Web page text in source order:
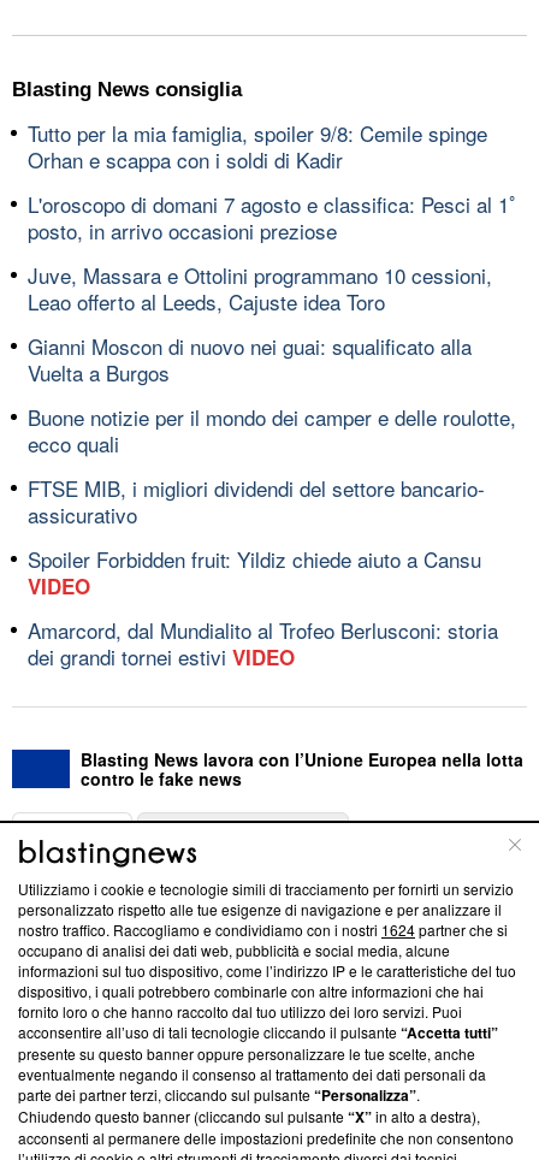
Blasting News consiglia
Tutto per la mia famiglia, spoiler 9/8: Cemile spinge
Orhan e scappa con i soldi di Kadir
L'oroscopo di domani 7 agosto e classifica: Pesci al 1ﾟ
posto, in arrivo occasioni preziose
Juve, Massara e Ottolini programmano 10 cessioni,
Leao offerto al Leeds, Cajuste idea Toro
Gianni Moscon di nuovo nei guai: squalificato alla
Vuelta a Burgos
Buone notizie per il mondo dei camper e delle roulotte,
ecco quali
FTSE MIB, i migliori dividendi del settore bancario-
assicurativo
Spoiler Forbidden fruit: Yildiz chiede aiuto a Cansu
VIDEO
Amarcord, dal Mundialito al Trofeo Berlusconi: storia
dei grandi tornei estivi VIDEO
Blasting News lavora con l’Unione Europea nella lotta
contro le fake news
ABOUT
Questa sezione offre informazioni trasparenti su Blasting
News, sui nostri processi editoriali e su come ci impegniamo a
creare news di qualità. Inoltre, afferma la nostra aderenza a
‘Trust Project - News with Integrity’Blasting News non è
ancora membro del programma, ma ha richiesto di farne
parte; Trust Project non ha ancora effettuato una verifica di
conformità agli standard.
Su di noi
Team editoriale
Utilizziamo i cookie e tecnologie simili di tracciamento per fornirti un servizio
personalizzato rispetto alle tue esigenze di navigazione e per analizzare il
nostro traffico. Raccogliamo e condividiamo con i nostri 1624partner che si
occupano di analisi dei dati web, pubblicità e social media, alcune
informazioni sul tuo dispositivo, come l’indirizzo IP e le caratteristiche del tuo
dispositivo, i quali potrebbero combinarle con altre informazioni che hai
fornito loro o che hanno raccolto dal tuo utilizzo dei loro servizi. Puoi
acconsentire all’uso di tali tecnologie cliccando il pulsante“Accetta tutti”
presente su questo banner oppure personalizzare le tue scelte, anche
eventualmente negando il consenso al trattamento dei dati personali da
parte dei partner terzi, cliccando sul pulsante“Personalizza”.
Chiudendo questo banner (cliccando sul pulsante“X”in alto a destra),
acconsenti al permanere delle impostazioni predefinite che non consentono